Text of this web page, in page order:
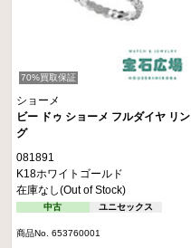
70%買取保証
ショーメ
ビー ドゥ ショーメ フルダイヤ リン
グ
081891
K18ホワイトゴールド
在庫なし(Out of Stock)
中古 ユニセックス
商品No. 653760001